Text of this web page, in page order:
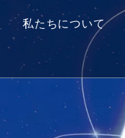
私たちについて